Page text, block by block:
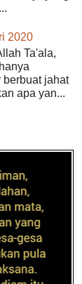
2020
Ta'ala,
berbuat jahat
apa yan...